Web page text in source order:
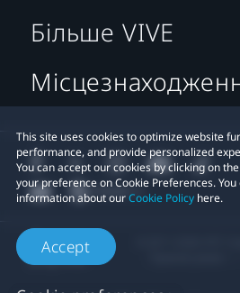
This site uses cookies to optimize website
performance, and provide personalized
You can accept our cookies by clicking on
your preference on Cookie Preferences.
information about ourCookie Policy here.
Accept
Більше VIVE